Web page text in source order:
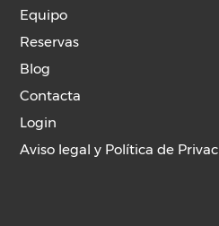
Equipo
Reservas
Blog
Contacta
Login
Aviso legal y Política de